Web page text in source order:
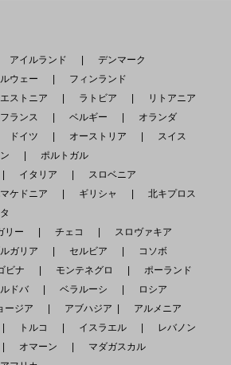
アイルランド
デンマーク
ウェー
フィンランド
ストニア ラトビア
リトアニア
ランス ベルギー
オランダ
ドイツ オーストリア
スイス
ン
ポルトガル
イタリア
スロベニア
ケドニア ギリシャ
北キプロス
リー チェコ
スロヴァキア
ガリア セルビア
コソボ
ビナ
モンテネグロ
ポーランド
ドバ ベラルーシ
ロシア
ージア アブハジア
アルメニア
トルコ イスラエル
レバノン
オマーン
マダガスカル